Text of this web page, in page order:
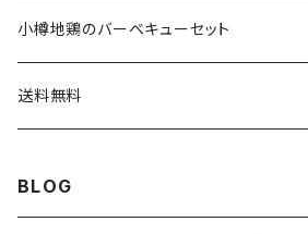
小樽地鶏のバーベキュー
ギフトセット
ギフトセット
小樽地鶏のバーベキューセット
送料無料
BLOG